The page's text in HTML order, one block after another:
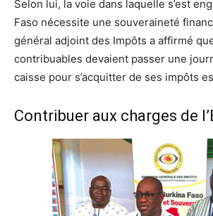
Selon lui, la voie dans laquelle s’est
Faso nécessite une souveraineté
général adjoint des Impôts a affirmé
contribuables devaient passer une
caisse pour s’acquitter de ses impôts
Contribuer aux charges de